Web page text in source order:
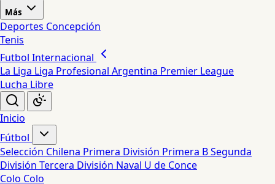
Más
Deportes Concepción
Tenis
Futbol Internacional
La Liga Liga Profesional Argentina Premier League
Lucha Libre
Inicio
Fútbol
Selección Chilena Primera División Primera BSegunda
División Tercera División Naval U de Conce
Colo Colo